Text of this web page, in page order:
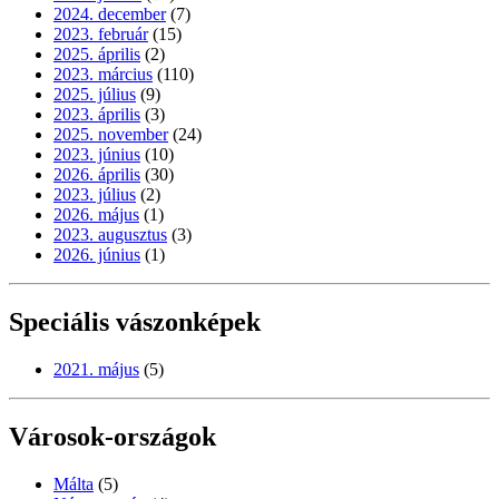
2024. december (7)
2023. február (15)
2025. április (2)
2023. március (110)
2025. július (9)
2023. április (3)
2025. november (24)
2023. június (10)
2026. április (30)
2023. július (2)
2026. május (1)
2023. augusztus (3)
2026. június (1)
Speciális vászonképek
2021. május (5)
Városok-országok
Málta (5)